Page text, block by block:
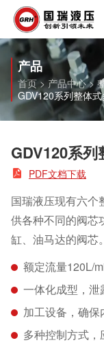
产品
首页>产品中心>
GDV120系列整体
GDV120系
 PDF文档下载
国瑞液压现有六个
供各种不同的阀芯
缸、油马达的阀芯。
额定流量120L/
一体化成型，泄
加工设备，确保
多种控制方式